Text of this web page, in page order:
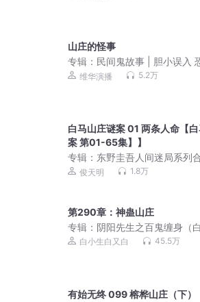
山庄的怪事
专辑： 民间鬼故事 | 胆小误入
维华演播 5.2万
白马山庄谜案 01 两条人命【
案 第01-65集】】
专辑： 东野圭吾人间迷局系列
推理刑侦 |白马山庄谜案无凶之
俊天明 1.8万
第290章：神蛊山庄
专辑： 阴阳先生之百鬼缠身（
白小生白又白 45.5万
有始无终 099 榕桦山庄（下）